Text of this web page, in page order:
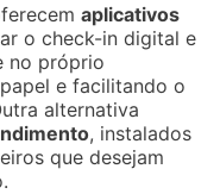
aplicativos
o check-in digital e
no próprio
e facilitando o
alternativa
, instalados
que desejam